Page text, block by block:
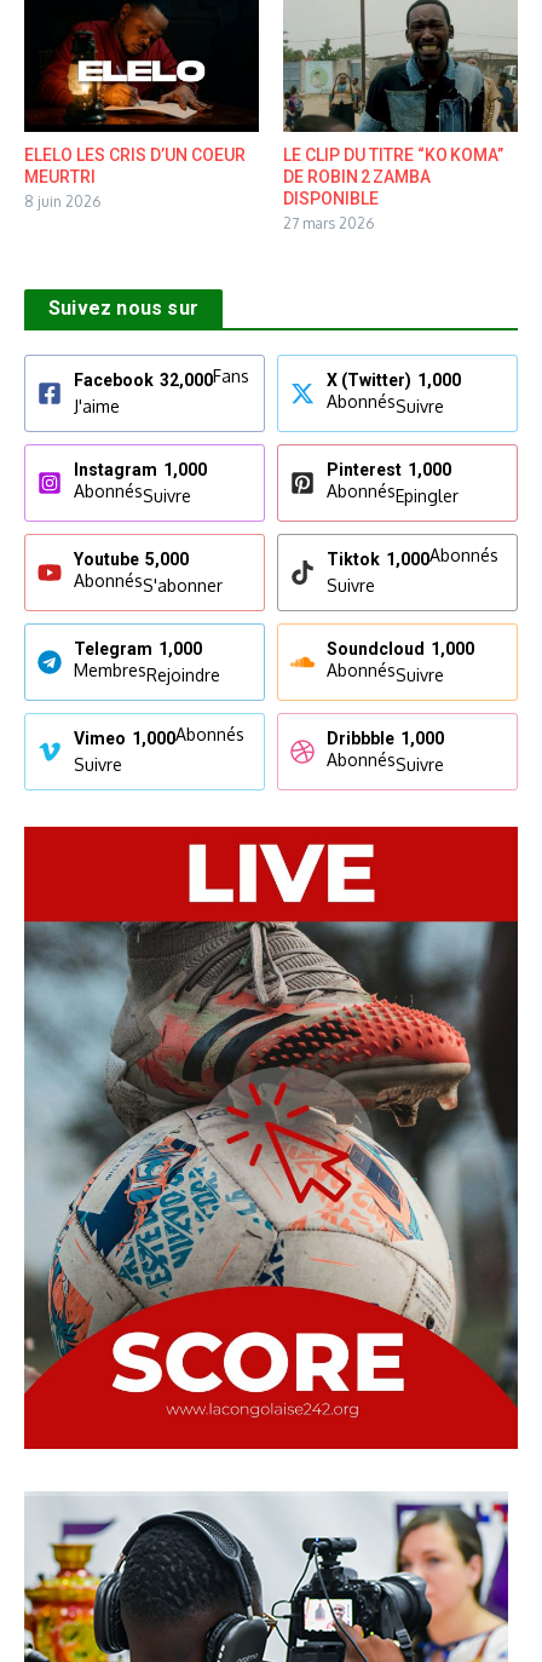
ELELO LES CRIS D’UN COEUR
MEURTRI
8 juin 2026
LE CLIP DU TITRE “KO KOMA”
DE ROBIN 2 ZAMBA
DISPONIBLE
27 mars 2026
Suivez nous sur
Facebook 32,000Fans
J'aime
X (Twitter) 1,000
AbonnésSuivre
Instagram 1,000
AbonnésSuivre
Pinterest 1,000
AbonnésEpingler
Youtube 5,000
AbonnésS'abonner
Tiktok 1,000Abonnés
Suivre
Telegram 1,000
MembresRejoindre
Soundcloud 1,000
AbonnésSuivre
Vimeo 1,000Abonnés
Suivre
Dribbble 1,000
AbonnésSuivre